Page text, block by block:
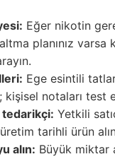
Eğer nikotin
planınız varsa
Ege esintili
kişisel notaları test
Yetkili
tarihli ürün
alın: Büyük miktar